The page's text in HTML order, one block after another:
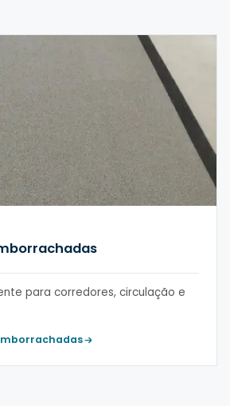
para corredores, circulação e